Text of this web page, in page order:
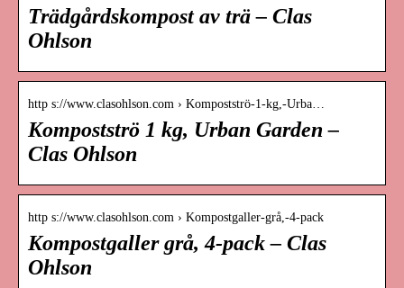
Trädgårdskompost av trä – Clas
Ohlson
http s://www.clasohlson.com › Kompostströ-1-kg,-Urba…
Kompostströ 1 kg, Urban Garden –
Clas Ohlson
http s://www.clasohlson.com › Kompostgaller-grå,-4-pack
Kompostgaller grå, 4-pack – Clas
Ohlson